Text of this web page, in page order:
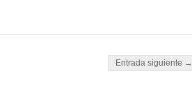
Entrada siguiente →